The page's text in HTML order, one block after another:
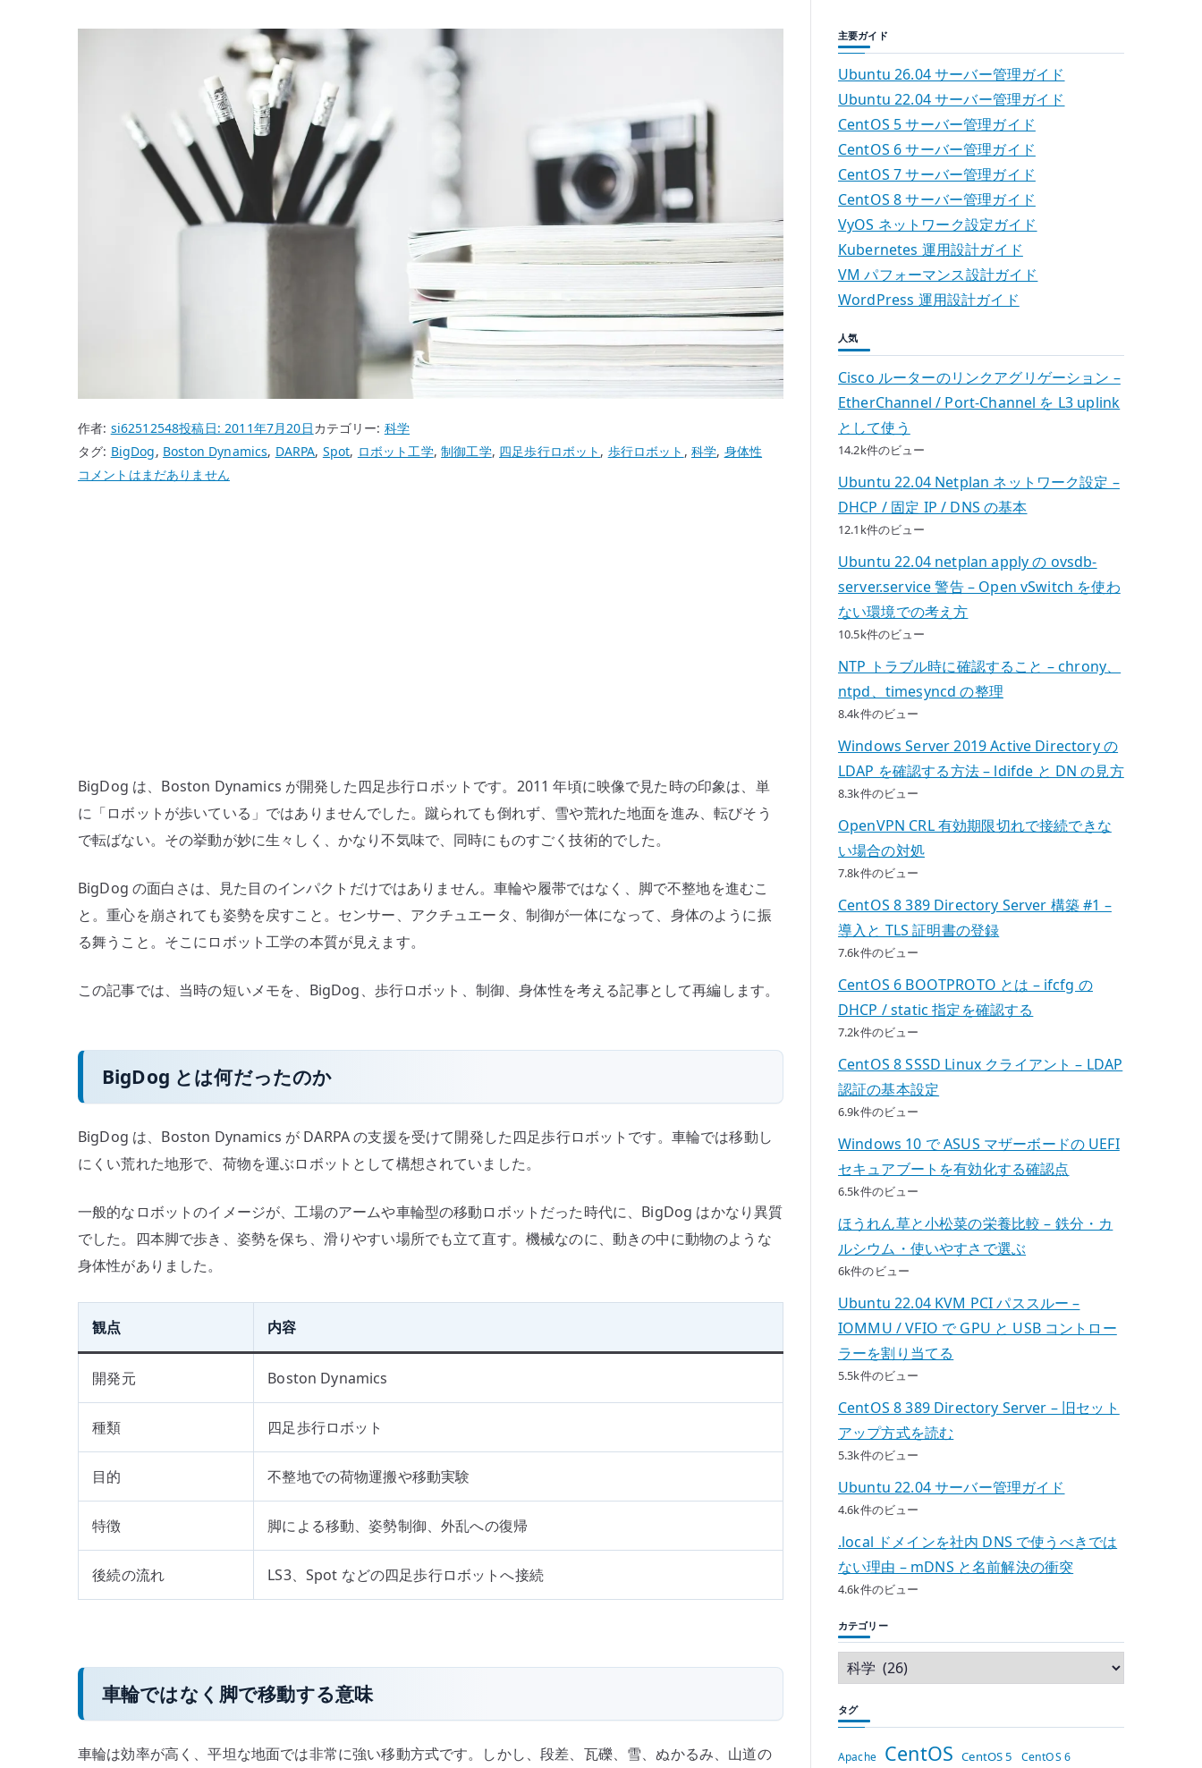
作者: si62512548投稿日:2011年7月20日カテゴリー: 科学
タグ: BigDog, Boston Dynamics, DARPA, Spot, ロボット工学,制御工学, 四足歩行ロボット , 歩行ロボット , 科学, 身体性
BigDog
歩
行
ボ
ッ
ト、
御、
性
考
へ
コメントはまだありません
BigDog は、Boston Dynamics が開発した四足歩行ロボットです。2011 年頃に映像で見た時の印象は、単
に「ロボットが歩いている」ではありませんでした。蹴られても倒れず、雪や荒れた地面を進み、転びそう
で転ばない。その挙動が妙に生々しく、かなり不気味で、同時にものすごく技術的でした。
BigDog の面白さは、見た目のインパクトだけではありません。車輪や履帯ではなく、脚で不整地を進むこ
と。重心を崩されても姿勢を戻すこと。センサー、アクチュエータ、制御が一体になって、身体のように振
る舞うこと。そこにロボット工学の本質が見えます。
この記事では、当時の短いメモを、BigDog、歩行ロボット、制御、身体性を考える記事として再編します。
BigDog とは何だったのか
BigDog は、Boston Dynamics が DARPA の支援を受けて開発した四足歩行ロボットです。車輪では移動し
にくい荒れた地形で、荷物を運ぶロボットとして構想されていました。
一般的なロボットのイメージが、工場のアームや車輪型の移動ロボットだった時代に、BigDog はかなり異質
でした。四本脚で歩き、姿勢を保ち、滑りやすい場所でも立て直す。機械なのに、動きの中に動物のような
身体性がありました。
観点 内容
開発元 Boston Dynamics
種類 四足歩行ロボット
目的 不整地での荷物運搬や移動実験
特徴 脚による移動、姿勢制御、外乱への復帰
後続の流れ LS3、Spot などの四足歩行ロボットへ接続
車輪ではなく脚で移動する意味
車輪は効率が高く、平坦な地面では非常に強い移動方式です。しかし、段差、瓦礫、雪、ぬかるみ、山道の
主要ガイド
Ubuntu 26.04 サーバー管理ガイド
Ubuntu 22.04 サーバー管理ガイド
CentOS 5 サーバー管理ガイド
CentOS 6 サーバー管理ガイド
CentOS 7 サーバー管理ガイド
CentOS 8 サーバー管理ガイド
VyOS ネットワーク設定ガイド
Kubernetes 運用設計ガイド
VM パフォーマンス設計ガイド
WordPress 運用設計ガイド
人気
Cisco ルーターのリンクアグリゲーション –
EtherChannel / Port-Channel を L3 uplink
として使う
14.2k件のビュー
Ubuntu 22.04 Netplan ネットワーク設定 –
DHCP / 固定 IP / DNS の基本
12.1k件のビュー
Ubuntu 22.04 netplan apply の ovsdb-
server.service 警告 – Open vSwitch を使わ
ない環境での考え方
10.5k件のビュー
NTP トラブル時に確認すること – chrony、
ntpd、timesyncd の整理
8.4k件のビュー
Windows Server 2019 Active Directory の
LDAP を確認する方法 – ldifde と DN の見方
8.3k件のビュー
OpenVPN CRL 有効期限切れで接続できな
い場合の対処
7.8k件のビュー
CentOS 8 389 Directory Server 構築 #1 –
導入と TLS 証明書の登録
7.6k件のビュー
CentOS 6 BOOTPROTO とは – ifcfg の
DHCP / static 指定を確認する
7.2k件のビュー
CentOS 8 SSSD Linux クライアント – LDAP
認証の基本設定
6.9k件のビュー
Windows 10 で ASUS マザーボードの UEFI
セキュアブートを有効化する確認点
6.5k件のビュー
ほうれん草と小松菜の栄養比較 – 鉄分・カ
ルシウム・使いやすさで選ぶ
6k件のビュー
Ubuntu 22.04 KVM PCI パススルー –
IOMMU / VFIO で GPU と USB コントロー
ラーを割り当てる
5.5k件のビュー
CentOS 8 389 Directory Server – 旧セット
アップ方式を読む
5.3k件のビュー
Ubuntu 22.04 サーバー管理ガイド
4.6k件のビュー
.local ドメインを社内 DNS で使うべきでは
ない理由 – mDNS と名前解決の衝突
4.6k件のビュー
カテゴリー
タグ
Apache CentOS CentOS 5 CentOS 6